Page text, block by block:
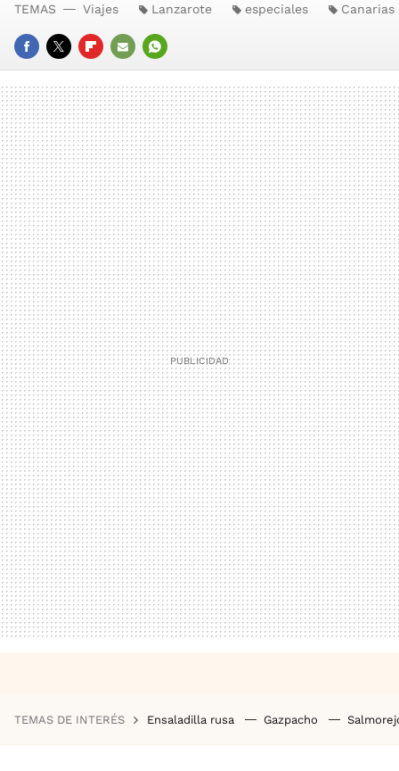
FACEBOOK
TWITTERFLIPBOARD
E-
MAIL
WHATSAPP
TEMAS Viajes Lanzarote especiales Canarias
TEMAS DE INTERÉS Ensaladilla rusa Gazpacho